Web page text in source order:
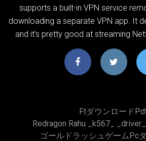
supports a built-in VPN service
downloading a separate VPN app. It
and it’s pretty good at streaming
Ftダウンロード
Redragon Rahu _k567_
ゴールドラッシュゲームpc